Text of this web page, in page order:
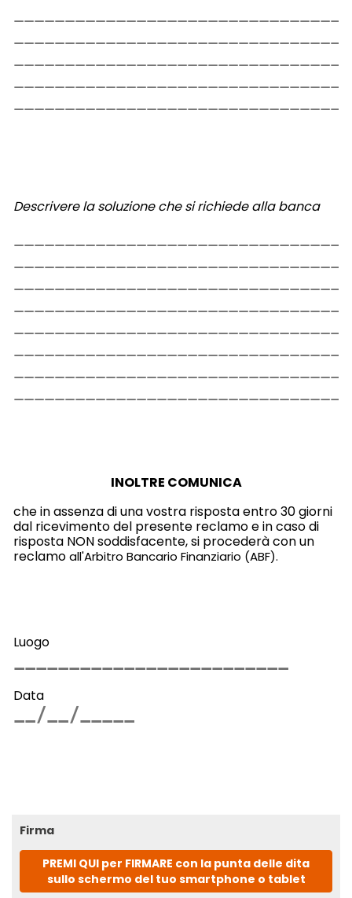
Descrivere la soluzione che si richiede alla banca
INOLTRE COMUNICA
che in assenza di una vostra risposta entro 30 giorni
dal ricevimento del presente reclamo e in caso di
risposta NON soddisfacente, si procederà con un
reclamoall'Arbitro Bancario Finanziario (ABF).
Luogo
Data
Firma
PREMI QUI per FIRMARE con la punta delle dita
sullo schermo del tuo smartphone o tablet